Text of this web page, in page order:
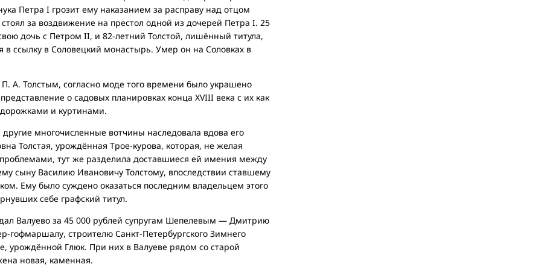
Петра I грозит ему наказанием за расправу над отцом
за воздвижение на престол одной из дочерей Петра I. 25
дочь с Петром II, и 82-летний Толстой, лишённый титула,
в ссылку в Соловецкий монастырь. Умер он на Соловках в
А. Толстым, согласно моде того времени было украшено
о садовых планировках конца XVIII века с их как
и куртинами.
многочисленные вотчины наследовала вдова его
Толстая, урождённая Трое-курова, которая, не желая
тут же разделила доставшиеся ей имения между
сыну Василию Ивановичу Толстому, впоследствии ставшему
Ему было суждено оказаться последним владельцем этого
себе графский титул.
Валуево за 45 000 рублей супругам Шепелевым — Дмитрию
гофмаршалу, строителю Санкт-Петербургского Зимнего
урождённой Глюк. При них в Валуеве рядом со старой
новая, каменная.